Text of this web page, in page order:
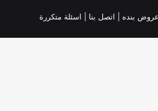
عروض بنده | اتصل بنا | اسئلة متكررة